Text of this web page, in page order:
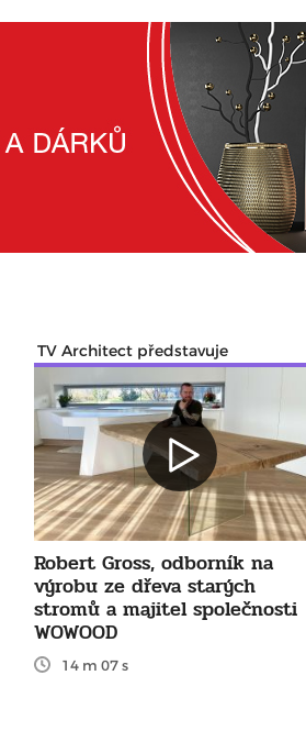
TV Architect představuje
Robert Gross, odborník na
výrobu ze dřeva starých
stromů a majitel společnosti
WOWOOD
14 m 07 s